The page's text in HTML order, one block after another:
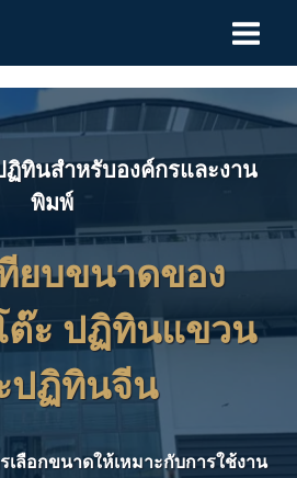
ทินสำหรับองค์กรและงาน
พิมพ์
ยบขนาดของ
ต๊ะ ปฏิทินแขวน
ปฏิทินจีน
ลือกขนาดให้เหมาะกับการใช้งาน